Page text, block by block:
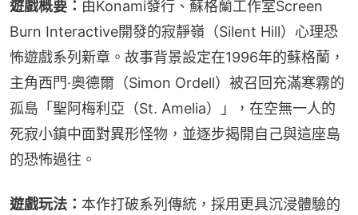
遊戲概要： 由Konami發行、蘇格蘭工作室Screen
Burn Interactive開發的寂靜嶺（Silent Hill）心理恐
怖遊戲系列新章。故事背景設定在1996年的蘇格蘭，
主角西門·奧德爾（Simon Ordell）被召回充滿寒霧的
孤島「聖阿梅利亞（St. Amelia）」，在空無一人的
死寂小鎮中面對異形怪物，並逐步揭開自己與這座島
的恐怖過往。
遊戲玩法： 本作打破系列傳統，採用更具沉浸體驗的